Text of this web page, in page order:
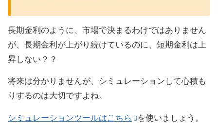
長期金利のように、市場で決まるわけではありません
が、長期金利が上がり続けているのに、短期金利は上
昇しない？？
将来は分かりませんが、シミュレーションして心積も
りするのは大切ですよね。
シミュレーションツールはこちら を使いましょう。